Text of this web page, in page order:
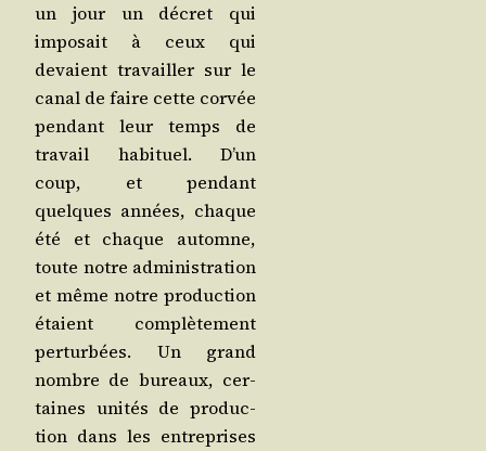
un jour un décret qui
impo­sait à ceux qui
devaient tra­vailler sur le
canal de faire cette cor­vée
pen­dant leur temps de
tra­vail habi­tuel. D’un
coup, et pen­dant
quelques années, chaque
été et chaque automne,
toute notre admi­nis­tra­tion
et même notre pro­duc­tion
étaient com­plè­te­ment
per­tur­bées. Un grand
nombre de bureaux, cer­
taines uni­tés de pro­duc­
tion dans les entre­prises